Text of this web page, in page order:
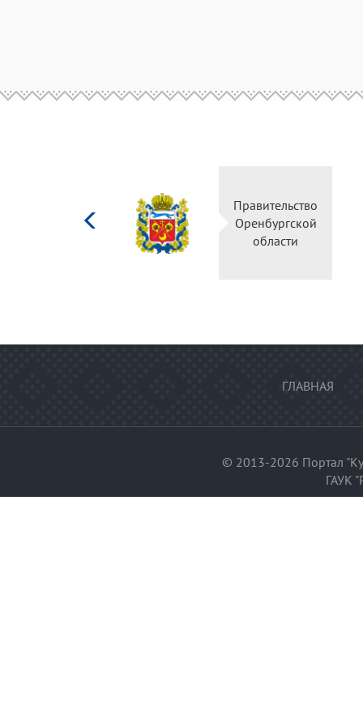
Министерство
культуры
Российской
федерации
ГЛАВНАЯ
© 2013-2026 Портал
ГАУК